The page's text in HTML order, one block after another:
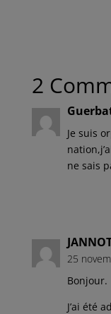
2
Je suis
ne sais
25
Bonjour.
J’ai été